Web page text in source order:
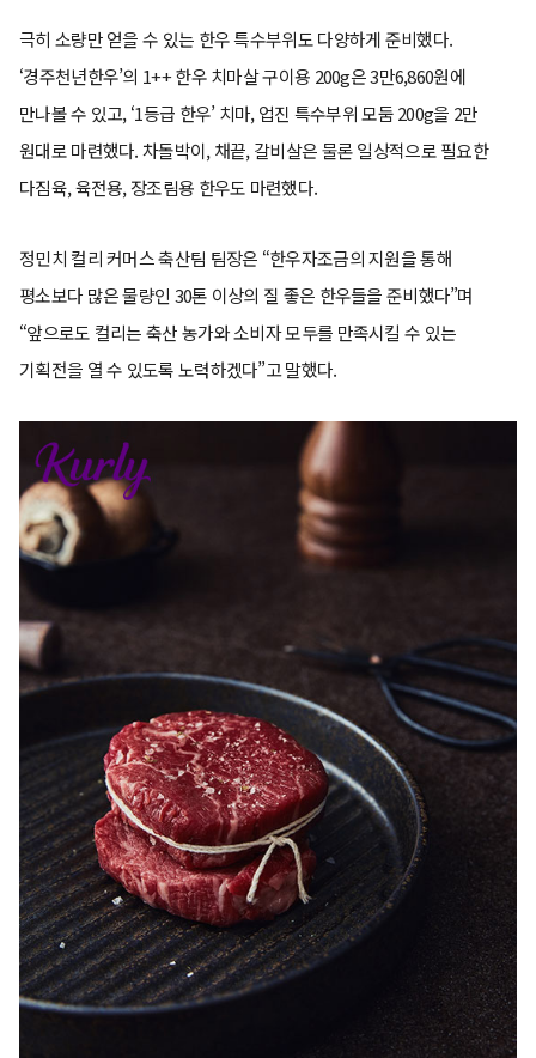
극히 소량만 얻을 수 있는 한우 특수부위도 다양하게 준비했다.
‘경주천년한우’의 1++ 한우 치마살 구이용 200g은 3만6,860원에
만나볼 수 있고, ‘1등급 한우’ 치마, 업진 특수부위 모둠 200g을 2만
원대로 마련했다. 차돌박이, 채끝, 갈비살은 물론 일상적으로 필요한
다짐육, 육전용, 장조림용 한우도 마련했다.
정민치 컬리 커머스 축산팀 팀장은 “한우자조금의 지원을 통해
평소보다 많은 물량인 30톤 이상의 질 좋은 한우들을 준비했다”며
“앞으로도 컬리는 축산 농가와 소비자 모두를 만족시킬 수 있는
기획전을 열 수 있도록 노력하겠다”고 말했다.